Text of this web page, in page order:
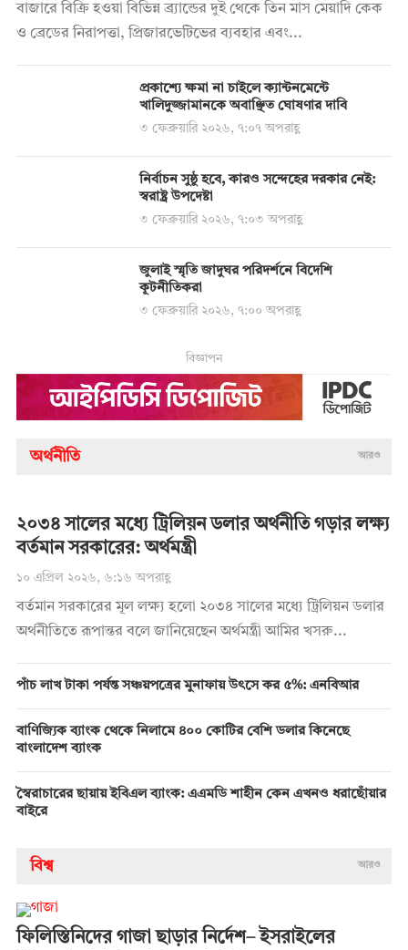
বাজারে বিক্রি হওয়া বিভিন্ন ব্র্যান্ডের দুই থেকে তিন মাস মেয়াদি কেক
ও ব্রেডের নিরাপত্তা, প্রিজারভেটিভের ব্যবহার এবং...
প্রকাশ্যে ক্ষমা না চাইলে ক্যান্টনমেন্টে
খালিদুজ্জামানকে অবাঞ্ছিত ঘোষণার দাবি
৩ ফেব্রুয়ারি ২০২৬, ৭:০৭ অপরাহ্ণ
নির্বাচন সুষ্ঠু হবে, কারও সন্দেহের দরকার নেই:
স্বরাষ্ট্র উপদেষ্টা
৩ ফেব্রুয়ারি ২০২৬, ৭:০৩ অপরাহ্ণ
জুলাই স্মৃতি জাদুঘর পরিদর্শনে বিদেশি
কূটনীতিকরা
৩ ফেব্রুয়ারি ২০২৬, ৭:০০ অপরাহ্ণ
বিজ্ঞাপন
অর্থনীতি আরও
২০৩৪ সালের মধ্যে ট্রিলিয়ন ডলার অর্থনীতি গড়ার লক্ষ্য
বর্তমান সরকারের: অর্থমন্ত্রী
১০ এপ্রিল ২০২৬, ৬:১৬ অপরাহ্ণ
বর্তমান সরকারের মূল লক্ষ্য হলো ২০৩৪ সালের মধ্যে ট্রিলিয়ন ডলার
অর্থনীতিতে রূপান্তর বলে জানিয়েছেন অর্থমন্ত্রী আমির খসরু...
পাঁচ লাখ টাকা পর্যন্ত সঞ্চয়পত্রের মুনাফায় উৎসে কর ৫%: এনবিআর
বাণিজ্যিক ব্যাংক থেকে নিলামে ৪০০ কোটির বেশি ডলার কিনেছে
বাংলাদেশ ব্যাংক
স্বৈরাচারের ছায়ায় ইবিএল ব্যাংক: এএমডি শাহীন কেন এখনও ধরাছোঁয়ার
বাইরে
বিশ্ব আরও
ফিলিস্তিনিদের গাজা ছাড়ার নির্দেশ– ইসরাইলের